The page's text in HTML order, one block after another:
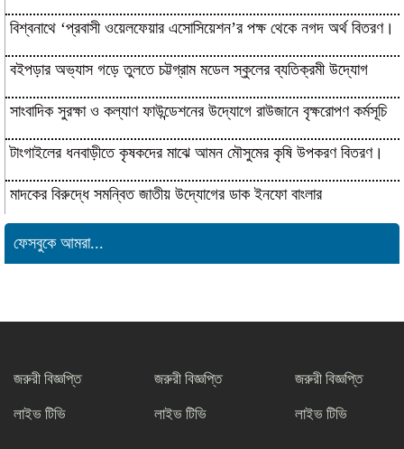
বিশ্বনাথে ‘প্রবাসী ওয়েলফেয়ার এসোসিয়েশন’র পক্ষ থেকে নগদ অর্থ বিতরণ।
বইপড়ার অভ্যাস গড়ে তুলতে চট্টগ্রাম মডেল স্কুলের ব্যতিক্রমী উদ্যোগ
সাংবাদিক সুরক্ষা ও কল্যাণ ফাউন্ডেশনের উদ্যোগে রাউজানে বৃক্ষরোপণ কর্মসূচি
টাংগাইলের ধনবাড়ীতে কৃষকদের মাঝে আমন মৌসুমের কৃষি উপকরণ বিতরণ।
মাদকের বিরুদ্ধে সমন্বিত জাতীয় উদ্যোগের ডাক ইনফো বাংলার
সাংবাদিকতার মর্যাদা রক্ষায় ঐক্যের প্রত্যয়,
শফিকের মুক্তি ও মামলা প্রত্যাহারের দাবিতে
চট্টগ্রামে সাংবাদিকদের প্রতিবাদ গণমাধ্যমের
ফেসবুকে আমরা...
জরুরী বিজ্ঞপ্তি
লাইভ টিভি
জরুরী বিজ্ঞপ্তি
লাইভ টিভি
জরুরী বিজ্ঞপ্তি
লাইভ টিভি